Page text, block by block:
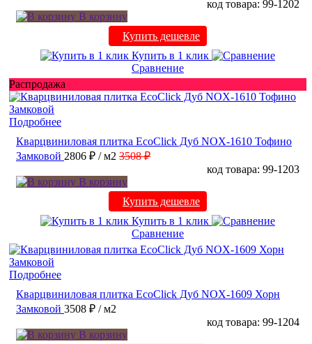
код товара: 99-1202
В корзину
Купить дешевле
Купить в 1 клик
Сравнение
Распродажа
Подробнее
Кварцвиниловая плитка EcoClick Дуб NOX-1610 Тофино
Замковой 2806 ₽ / м2 3508 ₽
код товара: 99-1203
В корзину
Купить дешевле
Купить в 1 клик
Сравнение
Подробнее
Кварцвиниловая плитка EcoClick Дуб NOX-1609 Хорн
Замковой 3508 ₽ / м2
код товара: 99-1204
В корзину